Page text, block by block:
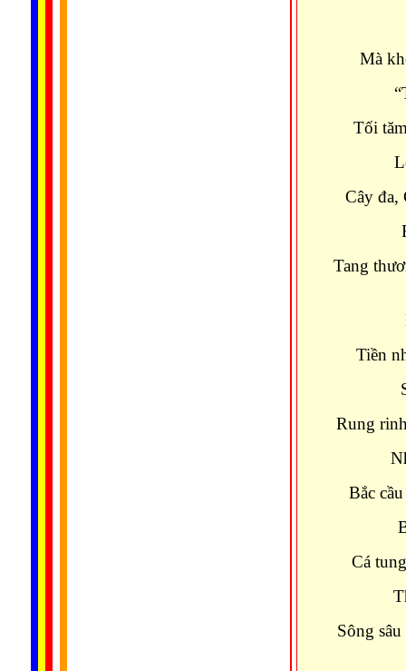
Mà
Tối
Lên
Cây đa,
Tang
Tiền
Sục
Rung
Nhìn
Bắc
Bắc
Cá
Sông